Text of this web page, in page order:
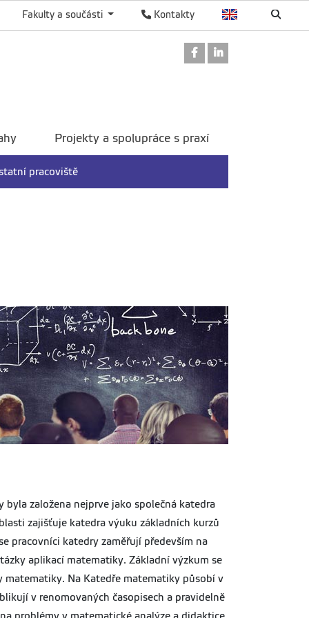
Kontakty
Fakulty a součásti
Odkaz na Facebook
pracoviště
Projekty a spolupráce s praxí
založena nejprve jako společná katedra
zajišťuje katedra výuku základních kurzů
pracovníci katedry zaměřují především na
aplikací matematiky. Základní výzkum se
Na Katedře matematiky působí v
v renomovaných časopisech a pravidelně